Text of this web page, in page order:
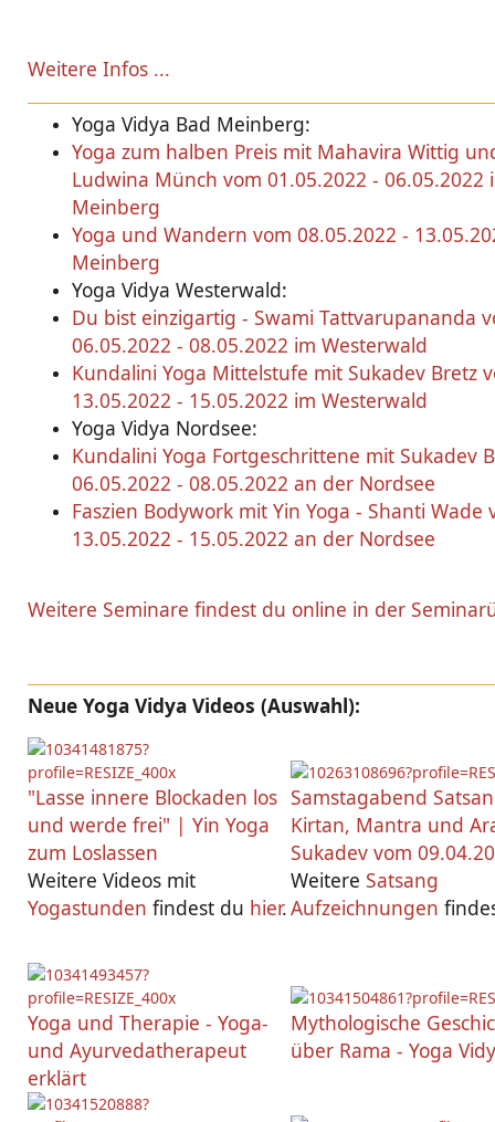
Weitere Infos ...
Yoga Vidya Bad Meinberg:
Yoga zum halben Preis mit Mahavira Wittig
Ludwina Münch vom 01.05.2022 - 06.05.2022
Meinberg
Yoga und Wandern vom 08.05.2022 -
Meinberg
Yoga Vidya Westerwald:
Du bist einzigartig - Swami Tattvarupananda
06.05.2022 - 08.05.2022 im Westerwald
Kundalini Yoga Mittelstufe mit Sukadev Bretz
13.05.2022 - 15.05.2022 im Westerwald
Yoga Vidya Nordsee:
Kundalini Yoga Fortgeschrittene mit Sukadev
06.05.2022 - 08.05.2022 an der Nordsee
Faszien Bodywork mit Yin Yoga - Shanti Wade
13.05.2022 - 15.05.2022 an der Nordsee
Weitere Seminare findest du online in der
Neue Yoga Vidya Videos (Auswahl):
"Lasse innere Blockaden los
und werde frei" | Yin Yoga
zum Loslassen
Samstagabend
Kirtan, Mantra und
Sukadev vom
Weitere Videos mit
Yogastunden findest du hier.
Weitere Satsang
Aufzeichnungen
Yoga und Therapie - Yoga-
und Ayurvedatherapeut
erklärt
Mythologische
über Rama - Yoga